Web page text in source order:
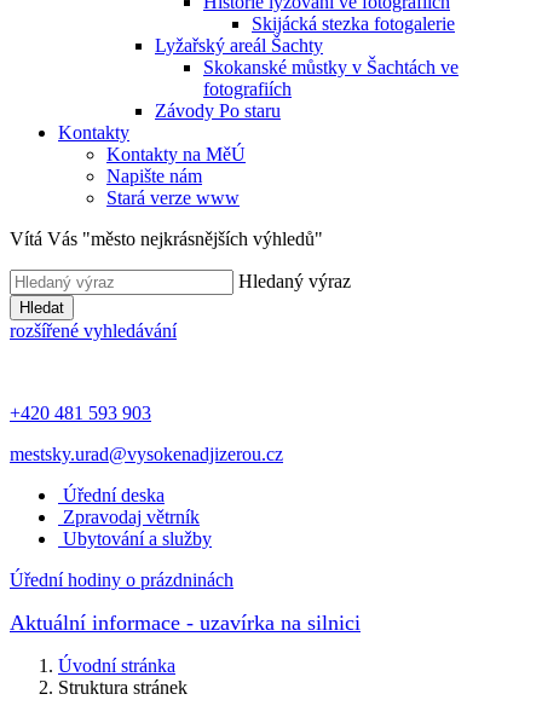
Skijácká stezka fotogalerie
Lyžařský areál Šachty
Skokanské můstky v Šachtách ve
fotografiích
Závody Po staru
Kontakty
Kontakty na MěÚ
Napište nám
Stará verze www
Vítá Vás "město nejkrásnějších výhledů"
Hledaný výraz
Hledat
rozšířené vyhledávání
+420 481 593 903
mestsky.urad@vysokenadjizerou.cz
Úřední deska
Zpravodaj větrník
Ubytování a služby
Úřední hodiny o prázdninách
Aktuální informace - uzavírka na silnici
Úvodní stránka
Struktura stránek